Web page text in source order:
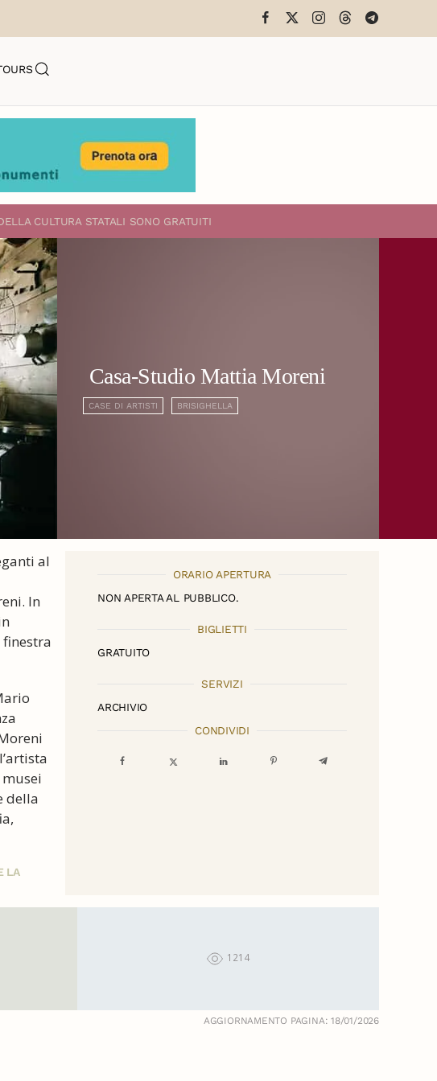
CULTURA STATALI SONO GRATUITI
Casa-Studio Mattia Moreni
CASE DI ARTISTI BRISIGHELLA
al
In
della
LA
ORARIO APERTURA
NON APERTA AL PUBBLICO.
BIGLIETTI
GRATUITO
SERVIZI
ARCHIVIO
CONDIVIDI
1214
AGGIORNAMENTO PAGINA: 18/01/2026